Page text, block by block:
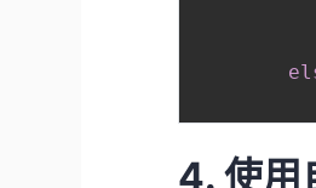
4. 使用